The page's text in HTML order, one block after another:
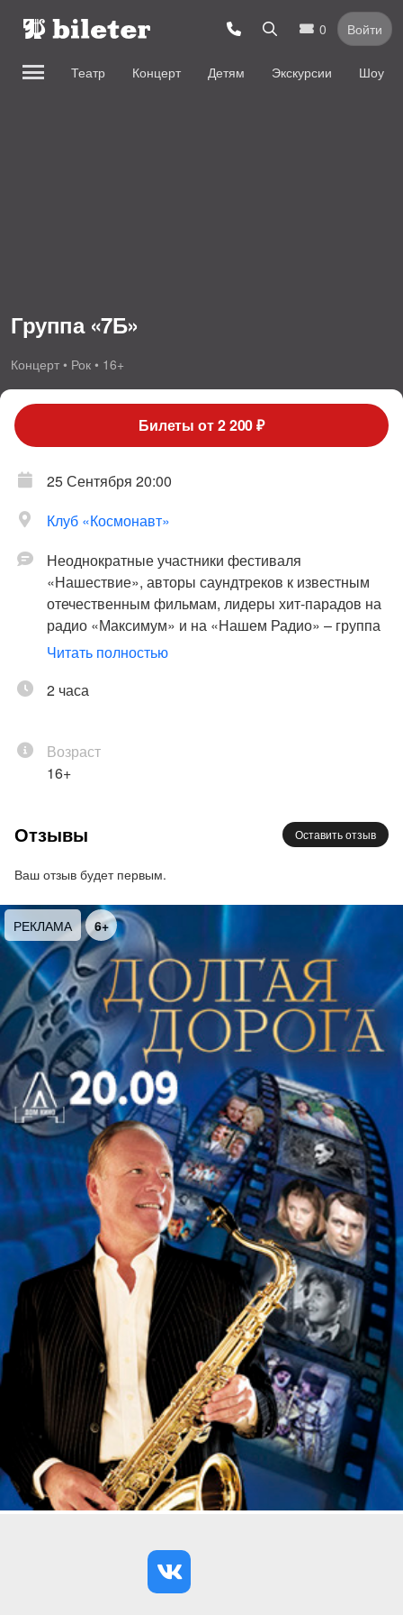
0 Войти
Театр Концерт Детям Экскурсии Шоу
Группа «7Б»
Концерт • Рок • 16+
Билеты от 2 200 ₽
25 Сентября 20:00
Клуб «Космонавт»
Неоднократные участники фестиваля
«Нашествие», авторы саундтреков к известным
отечественным фильмам, лидеры хит-парадов на
радио «Максимум» и на «Нашем Радио» – группа
«7Б» выступят этой осенью в клубе «Космонавт».
Группа под руководством бессменного фронтмена
«Молодые ветра», «Неизвестный солдат»,
«Осень», «Некрещеная луна», «Летим с войны» и
Такое пропустить точно нельзя, ждем вас на
Читать полностью
2 часа
Возраст
16+
Отзывы Оставить отзыв
Ваш отзыв будет первым.
РЕКЛАМА 6+